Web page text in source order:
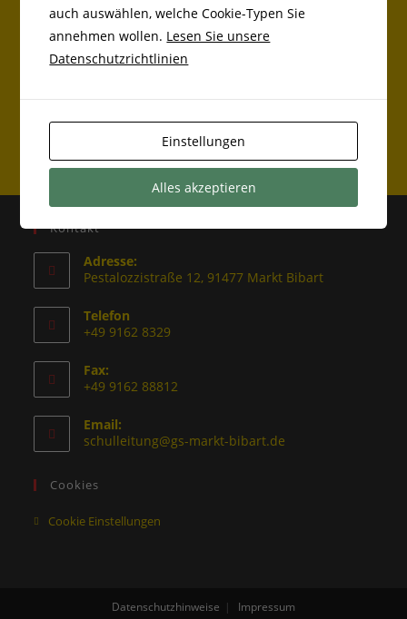
Beiträge
Markt Bibarter Grundschüler als Balltester bei Adidas
Basketball
Kontakt
Adresse:
Pestalozzistraße 12, 91477 Markt Bibart
Telefon
+49 9162 8329
Fax:
+49 9162 88812
Email:
schulleitung@gs-markt-bibart.de
Cookies
Cookie Einstellungen
Datenschutzhinweise Impressum
auch auswählen, welche Cookie-Typen Sie
annehmen wollen. Lesen Sie unsere
Datenschutzrichtlinien
Einstellungen
Alles akzeptieren